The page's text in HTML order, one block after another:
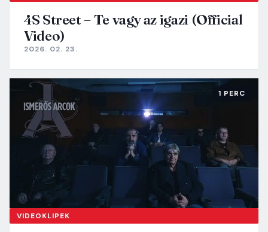
4S Street – Te vagy az igazi (Official
Video)
2026. 02. 23.
VIDEOKLIPEK
1 PERC